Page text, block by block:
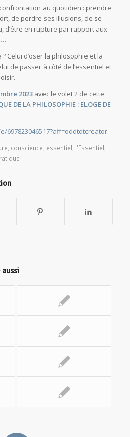
au quotidien : prendre
de perdre ses illusions, de se
d’être en rupture par rapport aux
Celui d’oser la philosophie et la
de passer à côté de l’essentiel et
2023avec le volet 2 de cette
DE LA PHILOSOPHIE : ELOGE DE
697823046517?aff=oddtdtcreator
, conscience, essentiel, l'Essentiel,